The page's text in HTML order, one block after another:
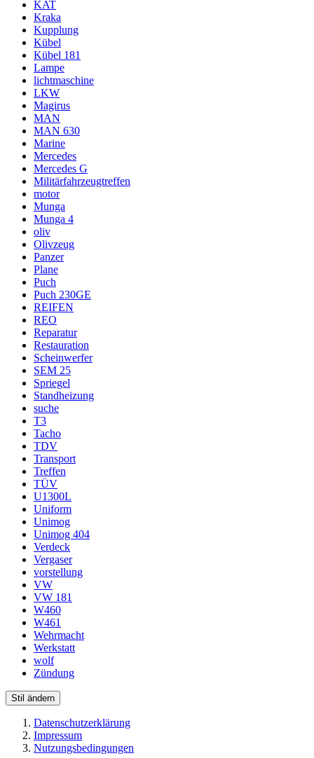
KAT
Kraka
Kupplung
Kübel
Kübel 181
Lampe
lichtmaschine
LKW
Magirus
MAN
MAN 630
Marine
Mercedes
Mercedes G
Militärfahrzeugtreffen
motor
Munga
Munga 4
oliv
Olivzeug
Panzer
Plane
Puch
Puch 230GE
REIFEN
REO
Reparatur
Restauration
Scheinwerfer
SEM 25
Spriegel
Standheizung
suche
T3
Tacho
TDV
Transport
Treffen
TÜV
U1300L
Uniform
Unimog
Unimog 404
Verdeck
Vergaser
vorstellung
VW
VW 181
W460
W461
Wehrmacht
Werkstatt
wolf
Zündung
Stil ändern
Datenschutzerklärung
Impressum
Nutzungsbedingungen